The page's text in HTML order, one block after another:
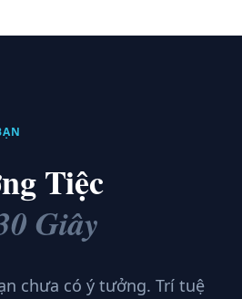
Tiệc
Giây
chưa có ý tưởng. Trí tuệ